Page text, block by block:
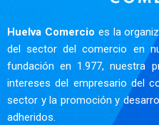
Huelva Comercio es la
del sector del comercio en
fundación en 1.977, nuestra
intereses del empresario del
sector y la promoción y
adheridos.